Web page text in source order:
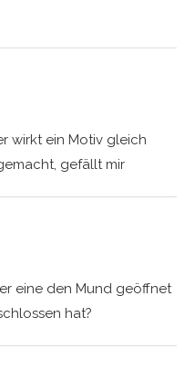
wirkt ein Motiv gleich
gefällt mir
eine den Mund geöffnet
hat?